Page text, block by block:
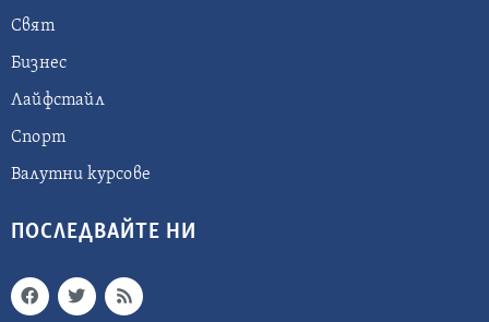
Свят
Бизнес
Лайфстайл
Спорт
Валутни курсове
ПОСЛЕДВАЙТЕ НИ